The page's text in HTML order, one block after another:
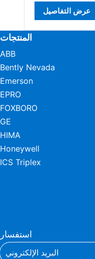
عرض التفاصيل
المنتجات
ABB
Bently Nevada
Emerson
EPRO
FOXBORO
GE
HIMA
Honeywell
ICS Triplex
استفسار